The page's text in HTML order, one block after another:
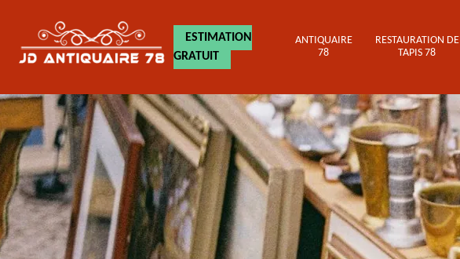
ESTIMATION
GRATUIT
ANTIQUAIRE
78
RESTAURATION DE
TAPIS 78